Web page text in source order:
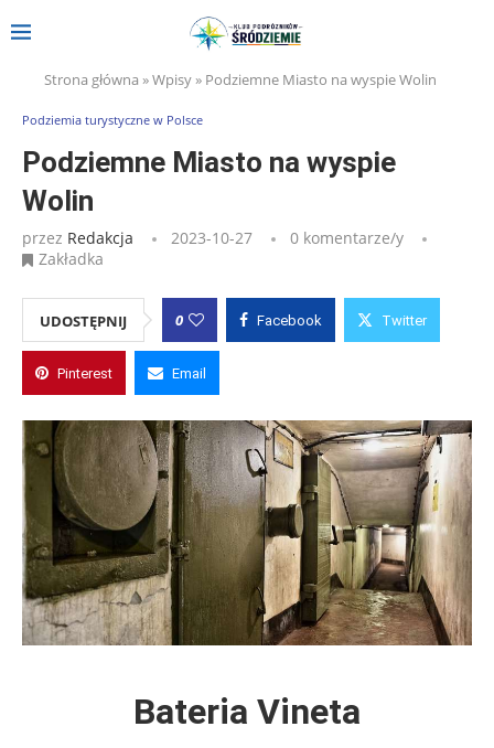
Strona główna »Wpisy» Podziemne Miasto na wyspie Wolin
Podziemia turystyczne w Polsce
Podziemne Miasto na wyspie
Wolin
przez Redakcja 2023-10-27
0 komentarze/y
Zakładka
UDOSTĘPNIJ 0 Facebook Twitter
Pinterest Email
Bateria Vineta